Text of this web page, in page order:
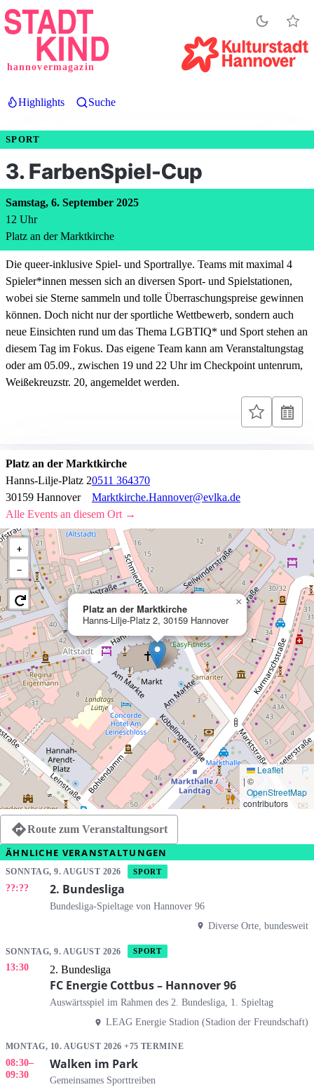
Direkt
zum
hannovermagazin
Highlights Suche
SPORT
3. FarbenSpiel-Cup
Samstag, 6. September 2025
12 Uhr
Platz an der Marktkirche
Die queer-inklusive Spiel- und Sportrallye. Teams mit maximal 4
Spieler*innen messen sich an diversen Sport- und Spielstationen,
wobei sie Sterne sammeln und tolle Überraschungspreise gewinnen
können. Doch nicht nur der sportliche Wettbewerb, sondern auch
neue Einsichten rund um das Thema LGBTIQ* und Sport stehen an
diesem Tag im Fokus. Das eigene Team kann am Veranstaltungstag
oder am 05.09., zwischen 19 und 22 Uhr im Checkpoint untenrum,
Weißekreuzstr. 20, angemeldet werden.
Platz an der Marktkirche
Hanns-Lilje-Platz 2
30159 Hannover
0511 364370
Marktkirche.Hannover@evlka.de
Alle Events an diesem Ort →
Platz an der Marktkirche
Hanns-Lilje-Platz 2, 30159 Hannover
×
+
−
Leaflet
| ©
OpenStreetMap
contributors
Route zum Veranstaltungsort
ÄHNLICHE VERANSTALTUNGEN
SONNTAG, 9. AUGUST 2026 SPORT
??:?? 2. Bundesliga
Bundesliga-Spieltage von Hannover 96
Diverse Orte, bundesweit
SONNTAG, 9. AUGUST 2026 SPORT
13:30 2. Bundesliga
FC Energie Cottbus – Hannover 96
Auswärtsspiel im Rahmen des 2. Bundesliga, 1. Spieltag
LEAG Energie Stadion (Stadion der Freundschaft)
MONTAG, 10. AUGUST 2026 +75 TERMINE
08:30–
09:30
Walken im Park
Gemeinsames Sporttreiben